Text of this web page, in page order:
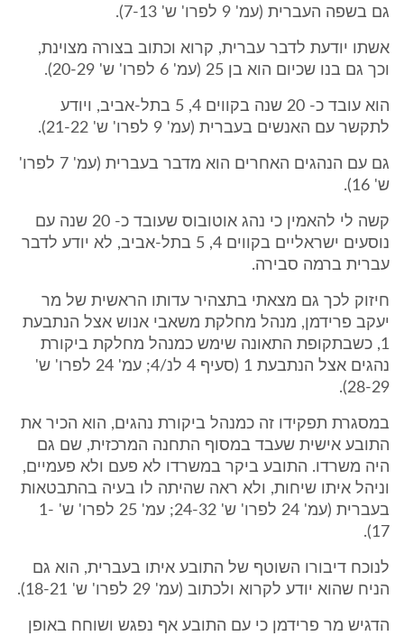
גם בשפה העברית (עמ' 9 לפרו' ש' 7-13).
אשתו יודעת לדבר עברית, קרוא וכתוב בצורה מצוינת,
וכך גם בנו שכיום הוא בן 25 (עמ' 6 לפרו' ש' 20-29).
הוא עובד כ- 20 שנה בקווים 4, 5 בתל-אביב, ויודע
לתקשר עם האנשים בעברית (עמ' 9 לפרו' ש' 21-22).
גם עם הנהגים האחרים הוא מדבר בעברית (עמ' 7 לפרו'
ש' 16).
קשה לי להאמין כי נהג אוטובוס שעובד כ- 20 שנה עם
נוסעים ישראליים בקווים 4, 5 בתל-אביב, לא יודע לדבר
עברית ברמה סבירה.
חיזוק לכך גם מצאתי בתצהיר עדותו הראשית של מר
יעקב פרידמן, מנהל מחלקת משאבי אנוש אצל הנתבעת
1, כשבתקופת התאונה שימש כמנהל מחלקת ביקורת
נהגים אצל הנתבעת 1 (סעיף 4 לנ/4; עמ' 24 לפרו' ש'
28-29).
במסגרת תפקידו זה כמנהל ביקורת נהגים, הוא הכיר את
התובע אישית שעבד במסוף התחנה המרכזית, שם גם
היה משרדו. התובע ביקר במשרדו לא פעם ולא פעמיים,
וניהל איתו שיחות, ולא ראה שהיתה לו בעיה בהתבטאות
בעברית (עמ' 24 לפרו' ש' 24-32; עמ' 25 לפרו' ש' 1-
17).
לנוכח דיבורו השוטף של התובע איתו בעברית, הוא גם
הניח שהוא יודע לקרוא ולכתוב (עמ' 29 לפרו' ש' 18-21).
הדגיש מר פרידמן כי עם התובע אף נפגש ושוחח באופן